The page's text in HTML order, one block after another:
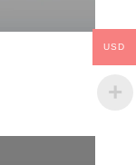
USD